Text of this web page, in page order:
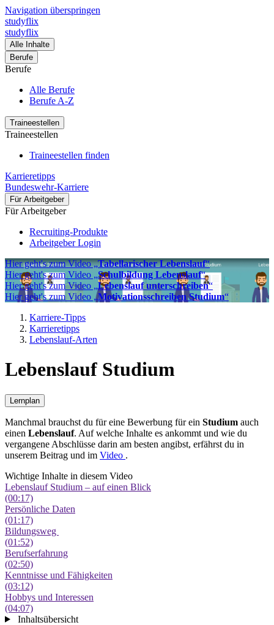
Navigation überspringen
studyflix
studyflix
Alle Inhalte
Berufe
Berufe
Alle Berufe
Berufe A-Z
Traineestellen
Traineestellen
Traineestellen finden
Karrieretipps
Bundeswehr-Karriere
Für Arbeitgeber
Für Arbeitgeber
Recruiting-Produkte
Arbeitgeber Login
Hier geht's zum Video „Tabellarischer Lebenslauf“
Hier geht's zum Video „Schulbildung Lebenslauf“
Hier geht's zum Video „Lebenslauf unterschreiben“
Hier geht's zum Video „Motivationsschreiben Studium“
Karriere-Tipps
Karrieretipps
Lebenslauf-Arten
Lebenslauf Studium
Lernplan
Manchmal brauchst du für eine Bewerbung für ein Studium auch
einen Lebenslauf. Auf welche Inhalte es ankommt und wie du
vergangene Abschlüsse darin am besten angibst, erfährst du in
unserem Beitrag und im Video .
Wichtige Inhalte in diesem Video
Lebenslauf Studium – auf einen Blick
(00:17)
Persönliche Daten
(01:17)
Bildungsweg
(01:52)
Berufserfahrung
(02:50)
Kenntnisse und Fähigkeiten
(03:12)
Hobbys und Interessen
(04:07)
Inhaltsübersicht